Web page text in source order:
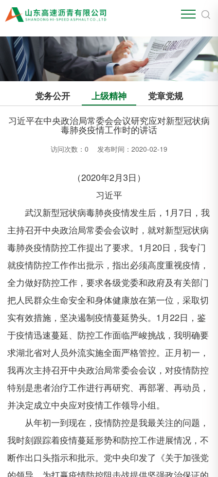
党务公开 上级精神
党章党规
习近平在中央政治局常委会会议研究应对新型冠状病
毒肺炎疫情工作时的讲话
访问次数： 0 发布时间：2020-02-19
（2020年2月3日）
习近平
武汉新型冠状病毒肺炎疫情发生后，1月7日，我
主持召开中央政治局常委会会议时，就对新型冠状病
毒肺炎疫情防控工作提出了要求。1月20日，我专门
就疫情防控工作作出批示，指出必须高度重视疫情，
全力做好防控工作，要求各级党委和政府及有关部门
把人民群众生命安全和身体健康放在第一位，采取切
实有效措施，坚决遏制疫情蔓延势头。1月22日，鉴
于疫情迅速蔓延、防控工作面临严峻挑战，我明确要
求湖北省对人员外流实施全面严格管控。正月初一，
我再次主持召开中央政治局常委会会议，对疫情防控
特别是患者治疗工作进行再研究、再部署、再动员，
并决定成立中央应对疫情工作领导小组。
从年初一到现在，疫情防控是我最关注的问题，
我时刻跟踪着疫情蔓延形势和防控工作进展情况，不
断作出口头指示和批示。党中央印发了《关于加强党